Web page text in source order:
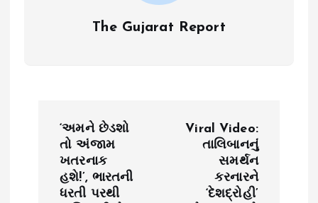
The Gujarat Report
‘અમને છેડશો
તો અંજામ
ખતરનાક
હશે!’, ભારતની
ધરતી પરથી
Viral Video:
તાલિબાનનું
સમર્થન
કરનારને
‘દેશદ્રોહી’